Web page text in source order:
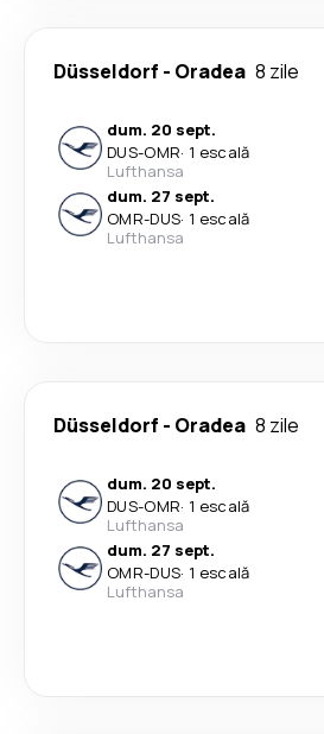
Düsseldorf - Oradea 8 zile
dum. 20 sept.
DUS-OMR· 1 escală
Lufthansa
dum. 27 sept.
OMR-DUS· 1 escală
Lufthansa
Düsseldorf - Oradea 8 zile
dum. 20 sept.
DUS-OMR· 1 escală
Lufthansa
dum. 27 sept.
OMR-DUS· 1 escală
Lufthansa